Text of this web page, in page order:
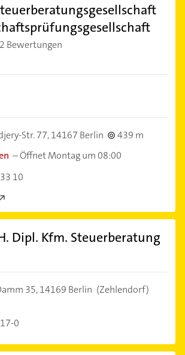
2 Bewertungen
Str. 77,14167 Berlin
439 m
–Öffnet Montag um 08:00
10
Dipl. Kfm. Steuerberatung
35,14169 Berlin (Zehlendorf)
0